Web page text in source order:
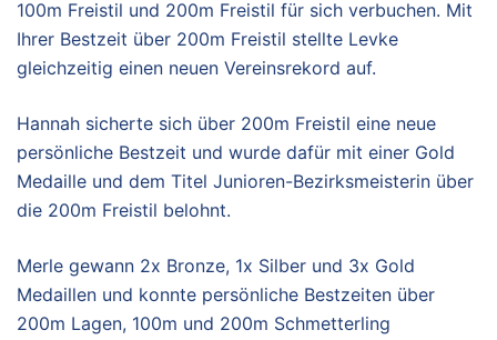
100m Freistil und 200m Freistil für sich verbuchen. Mit
Ihrer Bestzeit über 200m Freistil stellte Levke
gleichzeitig einen neuen Vereinsrekord auf.
Hannah sicherte sich über 200m Freistil eine neue
persönliche Bestzeit und wurde dafür mit einer Gold
Medaille und dem Titel Junioren-Bezirksmeisterin über
die 200m Freistil belohnt.
Merle gewann 2x Bronze, 1x Silber und 3x Gold
Medaillen und konnte persönliche Bestzeiten über
200m Lagen, 100m und 200m Schmetterling